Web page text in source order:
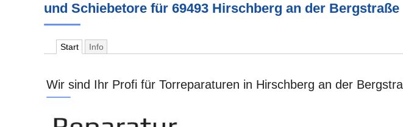
und Schiebetore für 69493 Hirschberg an der Bergstraße
Start Info
Wir sind Ihr Profi für Torreparaturen in Hirschberg an der